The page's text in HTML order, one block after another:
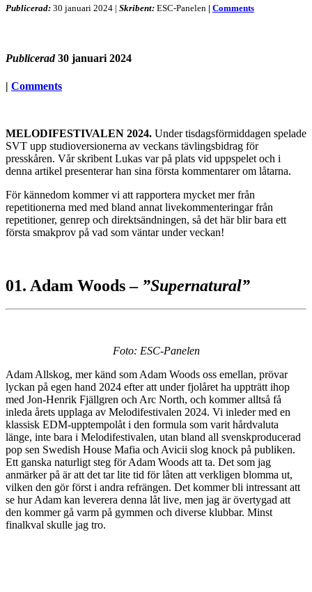
Publicerad: 30 januari 2024 | Skribent: ESC-Panelen | Comments
Publicerad 30 januari 2024
| Comments
MELODIFESTIVALEN 2024. Under tisdagsförmiddagen spelade
SVT upp studioversionerna av veckans tävlingsbidrag för
presskåren. Vår skribent Lukas var på plats vid uppspelet och i
denna artikel presenterar han sina första kommentarer om låtarna.
För kännedom kommer vi att rapportera mycket mer från
repetitionerna med med bland annat livekommenteringar från
repetitioner, genrep och direktsändningen, så det här blir bara ett
första smakprov på vad som väntar under veckan!
01. Adam Woods – ”Supernatural”
Foto: ESC-Panelen
Adam Allskog, mer känd som Adam Woods oss emellan, prövar
lyckan på egen hand 2024 efter att under fjolåret ha uppträtt ihop
med Jon-Henrik Fjällgren och Arc North, och kommer alltså få
inleda årets upplaga av Melodifestivalen 2024. Vi inleder med en
klassisk EDM-upptempolåt i den formula som varit hårdvaluta
länge, inte bara i Melodifestivalen, utan bland all svenskproducerad
pop sen Swedish House Mafia och Avicii slog knock på publiken.
Ett ganska naturligt steg för Adam Woods att ta. Det som jag
anmärker på är att det tar lite tid för låten att verkligen blomma ut,
vilken den gör först i andra refrängen. Det kommer bli intressant att
se hur Adam kan leverera denna låt live, men jag är övertygad att
den kommer gå varm på gymmen och diverse klubbar. Minst
finalkval skulle jag tro.